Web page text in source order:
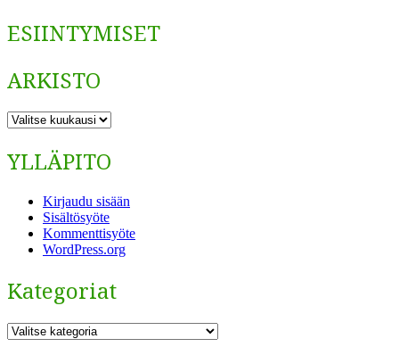
ESIINTYMISET
ARKISTO
ARKISTO
YLLÄPITO
Kirjaudu sisään
Sisältösyöte
Kommenttisyöte
WordPress.org
Kategoriat
Kategoriat